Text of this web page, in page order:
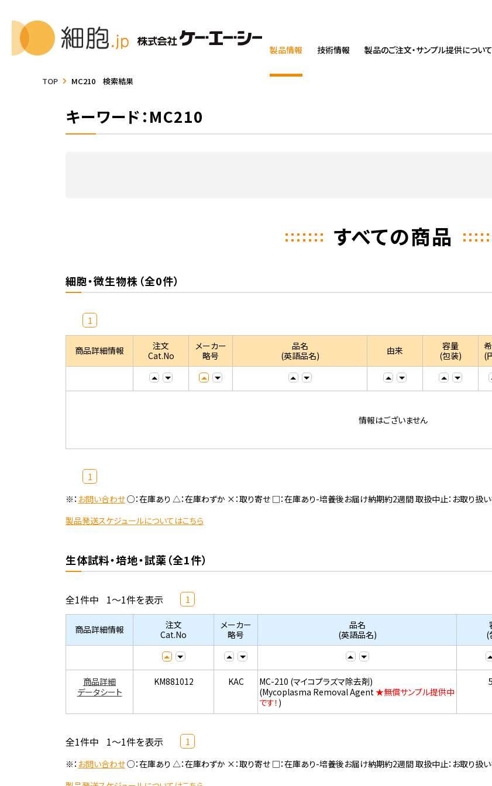
製品情報 技術情報 製品のご注文・サンプル提供について
TOP MC210 検索結果
キーワード：MC210
すべての商品
細胞・微生物株（全0件）
1
商品詳細情報
注文
Cat.No
メーカー
略号
品名
(英語品名)
由来
容量
(包装)
(
情報はございません
1
※： お問い合わせ○：在庫あり △：在庫わずか ×：取り寄せ □：在庫あり-培養後お届け納期約2週間 取扱中止：お取り扱い
製品発送スケジュールについてはこちら
生体試料・培地・試薬（全1件）
全1件中 1～1件を表示 1
商品詳細情報
注文
Cat.No
メーカー
略号
品名
(英語品名)
(
商品詳細
データシート
KM881012 KAC
MC-210 (マイコプラズマ除去剤)
(Mycoplasma Removal Agent★無償サンプル提供中
です！ )
全1件中 1～1件を表示 1
※： お問い合わせ○：在庫あり △：在庫わずか ×：取り寄せ □：在庫あり-培養後お届け納期約2週間 取扱中止：お取り扱い